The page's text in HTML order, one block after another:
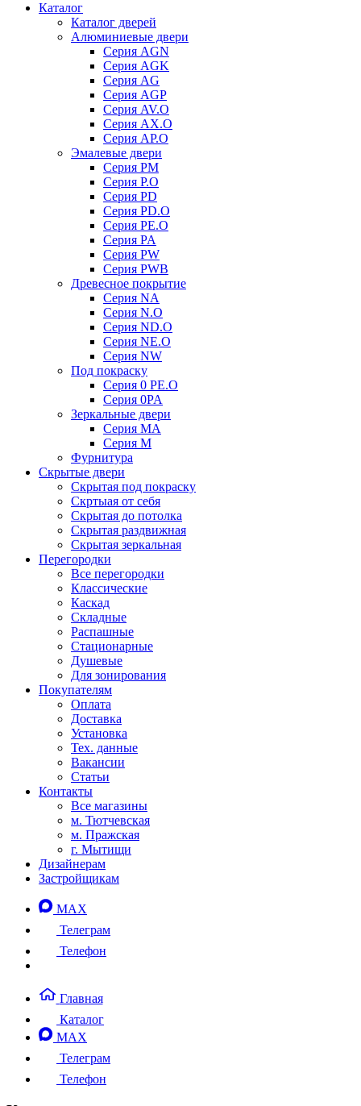
Каталог
Каталог дверей
Алюминиевые двери
Серия AGN
Серия AGK
Серия AG
Серия AGP
Серия AV.O
Серия AX.O
Серия AP.O
Эмалевые двери
Серия PM
Серия P.O
Серия PD
Серия PD.O
Серия PE.O
Серия PA
Серия PW
Серия PWB
Древесное покрытие
Серия NA
Серия N.O
Серия ND.O
Серия NE.O
Серия NW
Под покраску
Серия 0 PE.O
Серия 0PA
Зеркальные двери
Серия MA
Серия M
Фурнитура
Скрытые двери
Скрытая под покраску
Скртыая от себя
Скрытая до потолка
Скрытая раздвижная
Скрытая зеркальная
Перегородки
Все перегородки
Классические
Каскад
Складные
Распашные
Стационарные
Душевые
Для зонирования
Покупателям
Оплата
Доставка
Установка
Тех. данные
Вакансии
Статьи
Контакты
Все магазины
м. Тютчевская
м. Пражская
г. Мытищи
Дизайнерам
Застройщикам
MAX
Телеграм
Телефон
Главная
Каталог
MAX
Телеграм
Телефон